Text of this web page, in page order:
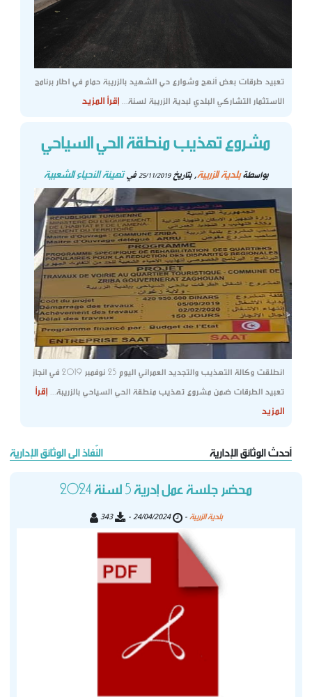
تعبيد طرقات بعض أنهج وشوارع حي الشهيد بالزريبة حمام في اطار برنامج
الاستثمار التشاركي البلدي لبدية الزريبة لسنة...إقرأ المزيد
مشروع تهذيب منطقة الحي السياحي
بواسطةبلدية الزريبة, بتاريخ25/11/2019فيتهيئة الأحياء الشعبية
انطلقت وكالة التهذيب والتجديد العمراني اليوم 25 نوفمبر 2019 في انجاز
تعبيد الطرقات ضمن مشروع تهذيب منطقة الحي السياحي بالزريبة...إقرأ
المزيد
أحدث الوثائق الإدارية النّفاذ الى الوثائق الإدارية
محضر جلسة عمل إدرية 5 لسنة 2024
بلدية الزريبة-
24/04/2024 -
343